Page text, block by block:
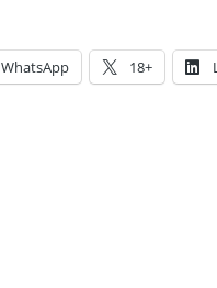
WhatsApp 18+